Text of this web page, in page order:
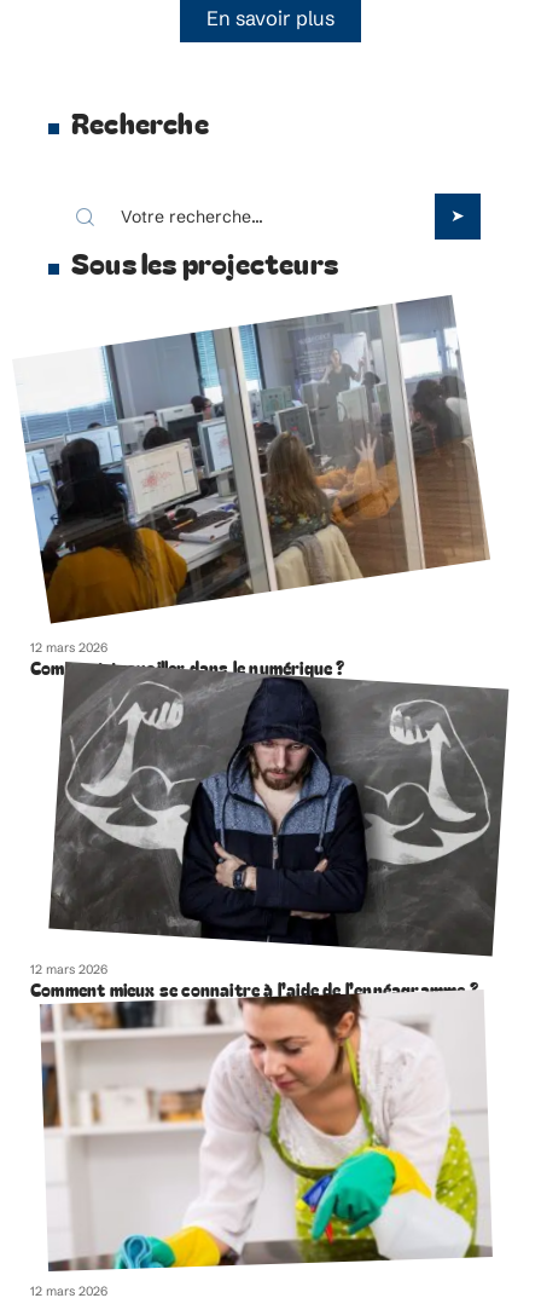
En savoir plus
Recherche
Sous les projecteurs
12 mars 2026
Comment travailler dans le numérique ?
12 mars 2026
Comment mieux se connaitre à l’aide de l’ennéagramme ?
12 mars 2026